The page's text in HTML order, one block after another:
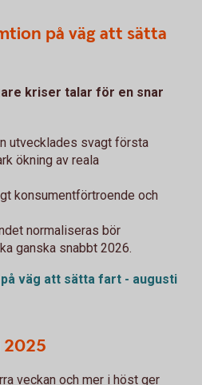
på väg att sätta
kriser talar för en snar
utvecklades svagt första
ökning av reala
konsumentförtroende och
normaliseras bör
ganska snabbt 2026.
väg att sätta fart - augusti
2025
veckan och mer i höst ger